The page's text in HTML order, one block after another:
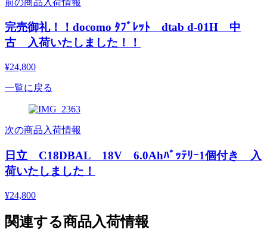
完売御礼！！docomo ﾀﾌﾞﾚｯﾄ dtab d-01H 中
古 入荷いたしました！！
¥24,800
一覧に戻る
次の商品入荷情報
日立 C18DBAL 18V 6.0Ahﾊﾞｯﾃﾘｰ1個付き 入
荷いたしました！
¥24,800
関連する商品入荷情報